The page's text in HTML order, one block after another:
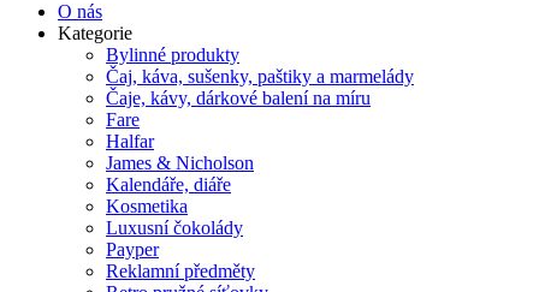
O nás
Kategorie
Bylinné produkty
Čaj, káva, sušenky, paštiky a marmelády
Čaje, kávy, dárkové balení na míru
Fare
Halfar
James & Nicholson
Kalendáře, diáře
Kosmetika
Luxusní čokolády
Payper
Reklamní předměty